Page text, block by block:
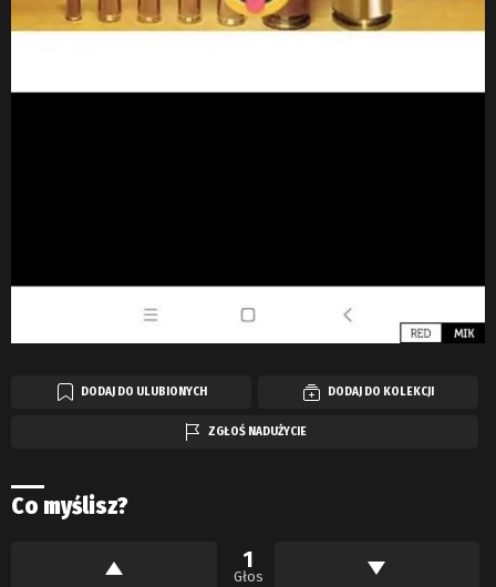
DODAJ DO ULUBIONYCH DODAJ DO KOLEKCJI
ZGŁOŚ NADUŻYCIE
Co myślisz?
1
Głos